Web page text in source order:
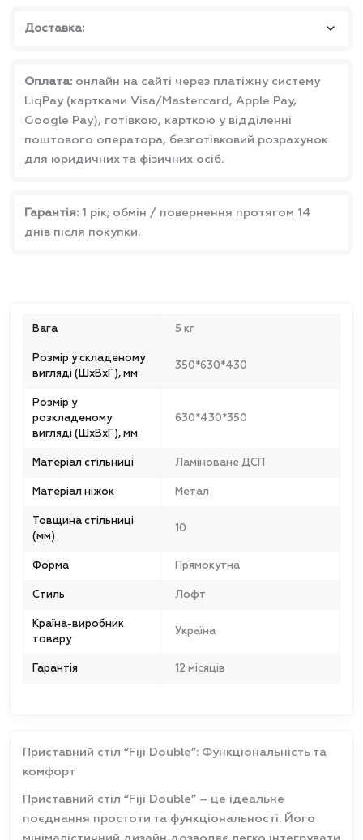
Доставка:
Оплата: онлайн на сайті через платіжну систему
LiqPay (картками Visa/Mastercard, Apple Pay,
Google Pay), готівкою, карткою у відділенні
поштового оператора, безготівковий розрахунок
для юридичних та фізичних осіб.
Гарантія: 1 рік; обмін / повернення протягом 14
днів після покупки.
Вага 5 кг
Розмір у складеному
вигляді (ШxВxГ), мм
350*630*430
Розмір у
розкладеному
вигляді (ШxВxГ), мм
630*430*350
Матеріал стільниці Ламіноване ДСП
Матеріал ніжок Метал
Товщина стільниці
(мм)
10
Форма Прямокутна
Стиль Лофт
Країна-виробник
товару
Україна
Гарантія 12 місяців
Приставний стіл “Fiji Double”: Функціональність та
комфорт
Приставний стіл “Fiji Double” – це ідеальне
поєднання простоти та функціональності. Його